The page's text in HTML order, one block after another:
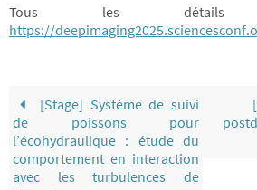
Tous les
https://
[Stage] Système de suivi
de poissons pour
l’écohydraulique : étude du
comportement en interaction
avec les turbulences de